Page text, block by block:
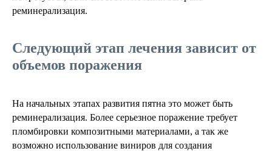
реминерализация.
Следующий этап лечения зависит от
объемов поражения
На начальных этапах развития пятна это может быть
реминерализация. Более серьезное поражение требует
пломбировки композитными материалами, а так же
возможно использование виниров для создания